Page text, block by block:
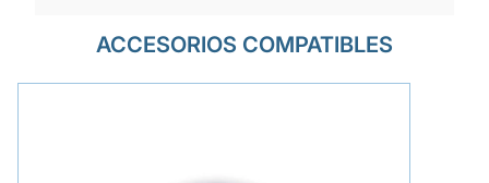
ACCESORIOS COMPATIBLES